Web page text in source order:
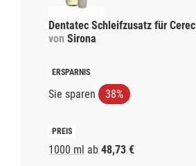
Dentatec Schleifzusatz für Cerec
von Sirona
Sie sparen 38%
1000 ml ab 48,73 €